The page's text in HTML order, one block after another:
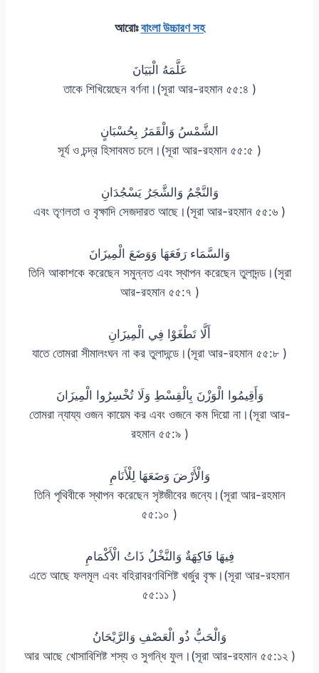
আরোঃবাংলা উচ্চারণ সহ
عَلَّمَهُ الْبَيَانَ
তাকে শিখিয়েছেন বর্ণনা।(সূরা আর-রহমান ৫৫:৪ )
الشَّمْسُ وَالْقَمَرُ بِحُسْبَانٍ
সূর্য ও চন্দ্র হিসাবমত চলে।(সূরা আর-রহমান ৫৫:৫ )
وَالنَّجْمُ وَالشَّجَرُ يَسْجُدَانِ
এবং তৃণলতা ও বৃক্ষাদি সেজদারত আছে।(সূরা আর-রহমান ৫৫:৬ )
وَالسَّمَاء رَفَعَهَا وَوَضَعَ الْمِيزَانَ
তিনি আকাশকে করেছেন সমুন্নত এবং স্থাপন করেছেন তুলাদন্ড।(সূরা
আর-রহমান ৫৫:৭ )
أَلَّا تَطْغَوْا فِي الْمِيزَانِ
যাতে তোমরা সীমালংঘন না কর তুলাদন্ডে।(সূরা আর-রহমান ৫৫:৮ )
وَأَقِيمُوا الْوَزْنَ بِالْقِسْطِ وَلَا تُخْسِرُوا الْمِيزَانَ
তোমরা ন্যায্য ওজন কায়েম কর এবং ওজনে কম দিয়ো না।(সূরা আর-
রহমান ৫৫:৯ )
وَالْأَرْضَ وَضَعَهَا لِلْأَنَامِ
তিনি পৃথিবীকে স্থাপন করেছেন সৃষ্টজীবের জন্যে।(সূরা আর-রহমান
৫৫:১০ )
فِيهَا فَاكِهَةٌ وَالنَّخْلُ ذَاتُ الْأَكْمَامِ
এতে আছে ফলমূল এবং বহিরাবরণবিশিষ্ট খর্জুর বৃক্ষ।(সূরা আর-রহমান
৫৫:১১ )
وَالْحَبُّ ذُو الْعَصْفِ وَالرَّيْحَانُ
আর আছে খোসাবিশিষ্ট শস্য ও সুগন্ধি ফুল।(সূরা আর-রহমান ৫৫:১২ )